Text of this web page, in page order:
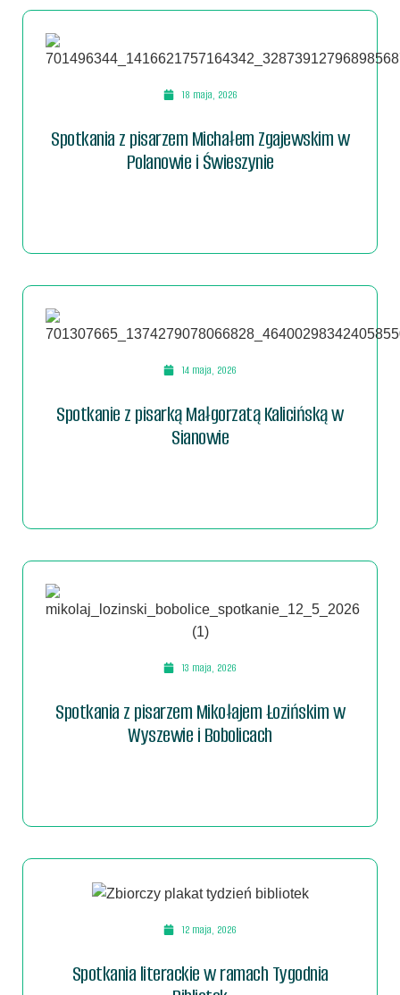
18 maja, 2026
Spotkania z pisarzem Michałem Zgajewskim w
Polanowie i Świeszynie
14 maja, 2026
Spotkanie z pisarką Małgorzatą Kalicińską w
Sianowie
13 maja, 2026
Spotkania z pisarzem Mikołajem Łozińskim w
Wyszewie i Bobolicach
12 maja, 2026
Spotkania literackie w ramach Tygodnia